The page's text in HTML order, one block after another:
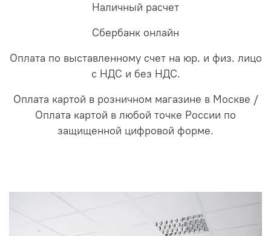
Наличный расчет
Сбербанк онлайн
Оплата по выставленному счет на юр. и физ. лицо
с НДС и без НДС.
Оплата картой в розничном магазине в Москве /
Оплата картой в любой точке России по
защищенной цифровой форме.